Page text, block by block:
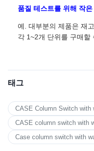
품질 테스트를 위해 작
예. 대부분의 제품은 재
각 1~2개 단위를 구매할
태그
CASE Column Switch with
CASE column switch with
Case column switch with